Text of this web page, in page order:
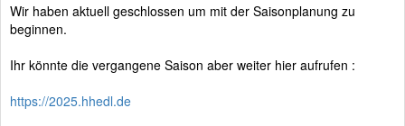
Wir haben aktuell geschlossen um mit der Saisonplanung zu
beginnen.
Ihr könnte die vergangene Saison aber weiter hier aufrufen :
https://2025.hhedl.de